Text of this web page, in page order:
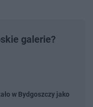
galerie?
w Bydgoszczy jako